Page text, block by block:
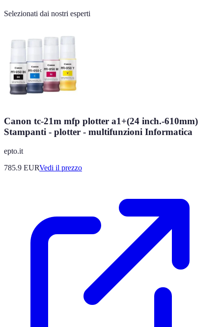
Selezionati dai nostri esperti
Canon tc-21m mfp plotter a1+(24 inch.-610mm)
Stampanti - plotter - multifunzioni Informatica
epto.it
785.9 EURVedi il prezzo